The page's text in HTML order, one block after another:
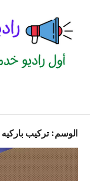
المحتوى
الكويت
للاعلانات
بالكويت
الوسم:تركيب باركيه